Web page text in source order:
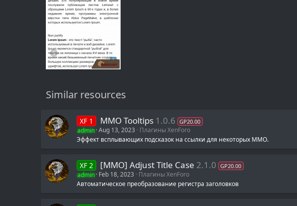
Similar resources
XF 1 MMO Tooltips 1.0.6 GP20.00
admin Aug 13, 2023
Плагины XenForo
Эффект всплывающих подсказок на ссылки для некоторых MMO.
XF 2 [MMO] Adjust Title Case 2.1.0 GP20.00
admin Feb 18, 2023
Плагины XenForo
Автоматическое преобразование регистра заголовков